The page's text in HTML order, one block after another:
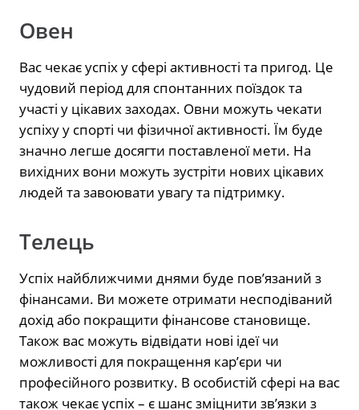
Овен
Вас чекає успіх у сфері активності та пригод. Це
чудовий період для спонтанних поїздок та
участі у цікавих заходах. Овни можуть чекати
успіху у спорті чи фізичної активності. Їм буде
значно легше досягти поставленої мети. На
вихідних вони можуть зустріти нових цікавих
людей та завоювати увагу та підтримку.
Телець
Успіх найближчими днями буде пов’язаний з
фінансами. Ви можете отримати несподіваний
дохід або покращити фінансове становище.
Також вас можуть відвідати нові ідеї чи
можливості для покращення кар’єри чи
професійного розвитку. В особистій сфері на вас
також чекає успіх – є шанс зміцнити зв’язки з